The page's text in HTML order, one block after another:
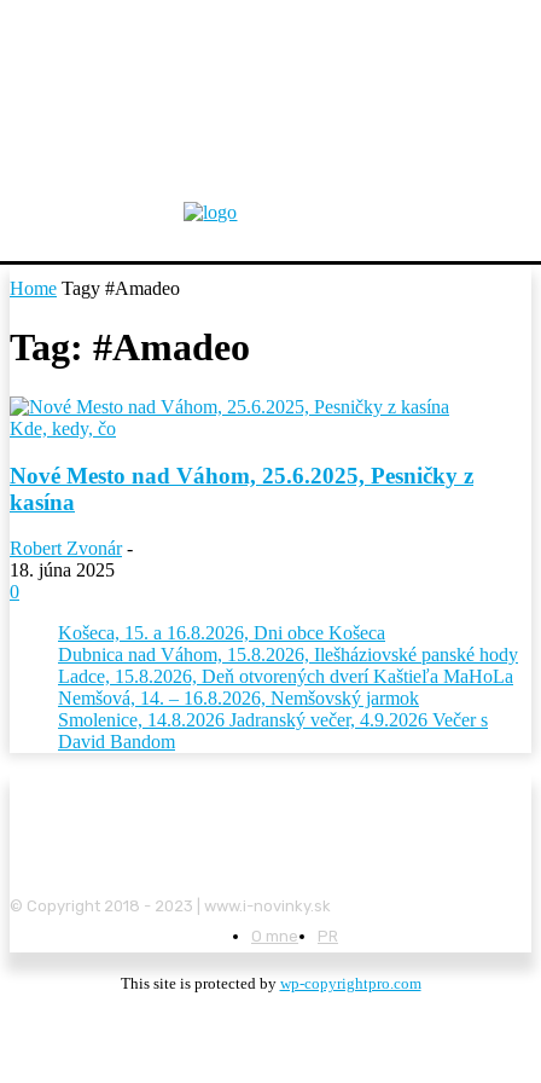
Home Tagy #Amadeo
Tag: #Amadeo
Kde, kedy, čo
Nové Mesto nad Váhom, 25.6.2025, Pesničky z
kasína
Robert Zvonár -
18. júna 2025
0
Košeca, 15. a 16.8.2026, Dni obce Košeca
Dubnica nad Váhom, 15.8.2026, Ilešháziovské panské hody
Ladce, 15.8.2026, Deň otvorených dverí Kaštieľa MaHoLa
Nemšová, 14. – 16.8.2026, Nemšovský jarmok
Smolenice, 14.8.2026 Jadranský večer, 4.9.2026 Večer s
David Bandom
© Copyright 2018 - 2023 | www.i-novinky.sk
O mne
PR
This site is protected by wp-copyrightpro.com